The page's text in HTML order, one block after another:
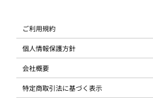
ご利用規約
個人情報保護方針
会社概要
特定商取引法に基づく表示